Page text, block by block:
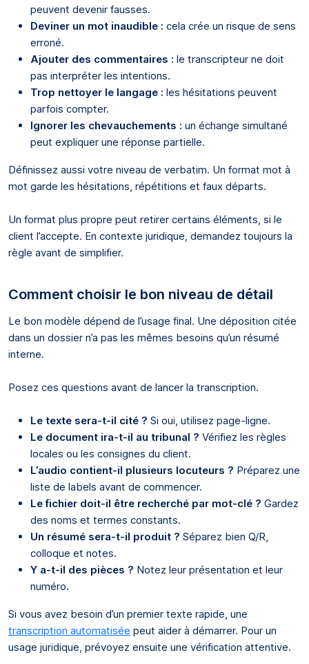
peuvent devenir fausses.
Deviner un mot inaudible : cela crée un risque de sens
erroné.
Ajouter des commentaires : le transcripteur ne doit
pas interpréter les intentions.
Trop nettoyer le langage : les hésitations peuvent
parfois compter.
Ignorer les chevauchements : un échange simultané
peut expliquer une réponse partielle.
Définissez aussi votre niveau de verbatim. Un format mot à
mot garde les hésitations, répétitions et faux départs.
Un format plus propre peut retirer certains éléments, si le
client l’accepte. En contexte juridique, demandez toujours la
règle avant de simplifier.
Comment choisir le bon niveau de détail
Le bon modèle dépend de l’usage final. Une déposition citée
dans un dossier n’a pas les mêmes besoins qu’un résumé
interne.
Posez ces questions avant de lancer la transcription.
Le texte sera-t-il cité ? Si oui, utilisez page-ligne.
Le document ira-t-il au tribunal ? Vérifiez les règles
locales ou les consignes du client.
L’audio contient-il plusieurs locuteurs ? Préparez une
liste de labels avant de commencer.
Le fichier doit-il être recherché par mot-clé ? Gardez
des noms et termes constants.
Un résumé sera-t-il produit ? Séparez bien Q/R,
colloque et notes.
Y a-t-il des pièces ? Notez leur présentation et leur
numéro.
Si vous avez besoin d’un premier texte rapide, une
transcription automatisée peut aider à démarrer. Pour un
usage juridique, prévoyez ensuite une vérification attentive.